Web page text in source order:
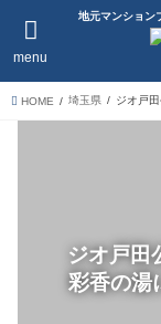
地元マンション
menu
HOME 埼玉県
ジオ戸田
彩香の湯